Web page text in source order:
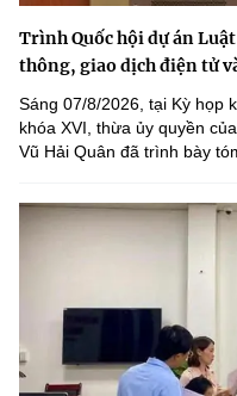
Trình Quốc hội dự án
thông, giao dịch điện tử
Sáng 07/8/2026, tại Kỳ họp
khóa XVI, thừa ủy quyền
Vũ Hải Quân đã trình bày